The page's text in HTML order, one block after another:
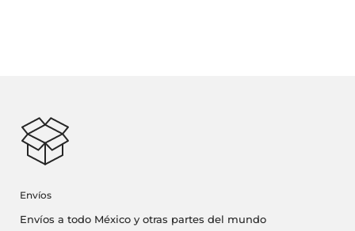
Envíos
Envíos a todo México y otras partes del mundo